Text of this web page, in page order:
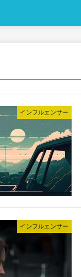
インフルエンサー
インフルエンサー